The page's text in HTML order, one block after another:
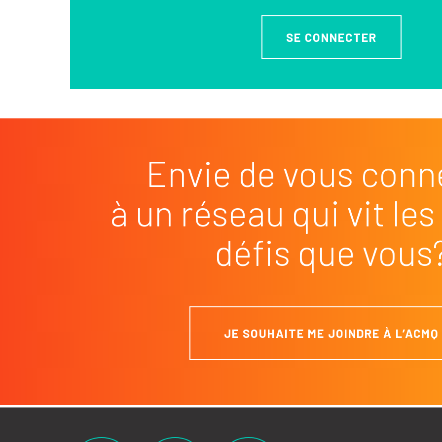
SE CONNECTER
Envie de vous
à un réseau qui vit
défis que
JE SOUHAITE ME JOINDRE À L’ACMQ